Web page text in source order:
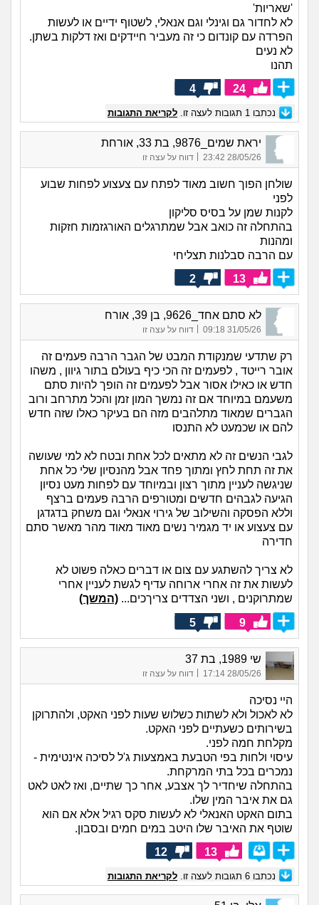
'שאריות'
לא לחדור גם וגינלי וגם אנאלי, לשטוף ידיים או לעשות
הפרדה עם קונדום כי זה מעביר חיידקים ואז דלקות בשתן.
לא נעים
תהנו
24
4
נכתבו 1 תגובות לעצה זו. לקריאת התגובות
יראת שמים_9876, בת 33, אורחת
28/05/26 23:42 דווח על עצה זו
שולחן הפוך חשוב מאוד לפתח עם צעצוע לפחות שבוע
לפני
לקנות שמן על בסיס סליקון
בהתחלה זה כואב אבל שמתרגלים האורגזמות חזקות
ומהנות
עם הרבה סבלנות תצליחי
13
2
לא סתם אחד_9626, בן 39, אורח
31/05/26 09:18 דווח על עצה זו
רק שתדעי שמנקודת המבט של הגבר הרבה פעמים זה
אובר רייטד , לפעמים זה הכי כיף בעולם בתור גיוון , משהו
חדש או כאילו אסור אבל לפעמים זה הופך להיות סתם
משעמם במיוחד אם זה נמשך המון זמן והכל מתרחב ורוב
הגברים שמאוד מתלהבים מזה הם בעיקר כאלו שזה חדש
להם או שכמעט לא התנסו
לגבי הנשים זה לא מתאים לכל אחת ובטח לא למי שעושה
את זה תחת לחץ ומתוך פחד אבל מהנסיון שלי כל אחת
שניגשה לעניין מתוך רצון ובמיוחד עם לפחות מעט נסיון
הגיעה לגבהים חדשים ומטורפים הרבה פעמים ברצף
וללא הפסקה והשילוב של גירוי אנאלי וגם משחק בדגדגן
עם צעצוע או יד מגמיר נשים מאוד מאוד מהר מאשר סתם
חדירה
לא צריך להשתגע עם צום או דברים כאלה פשוט לא
לעשות את זה אחרי ארוחה עדיף לגשת לעניין אחרי
שמתרוקנים , ושני הצדדים צריךכים... (המשך)
9
5
שי 1989, בת 37
28/05/26 17:14
| דווח על עצה זו
היי נסיכה
לא לאכול ולא לשתות כשלוש שעות לפני האקט, ולהתרוקן
בשירותים כשעתיים לפני האקט.
מקלחת חמה לפני.
עיסוי ולחות בפי הטבעת באמצעות ג'ל לסיכה אינטימית -
נמכרים בכל בתי המרקחת.
בהתחלה שיחדיר לך אצבע, אחר כך שתיים, ואז לאט לאט
גם את איבר המין שלו.
בתום האקט האנאלי לא לעשות סקס רגיל אלא אם הוא
שוטף את האיבר שלו היטב במים חמים ובסבון.
13
12
נכתבו 6 תגובות לעצה זו. לקריאת התגובות